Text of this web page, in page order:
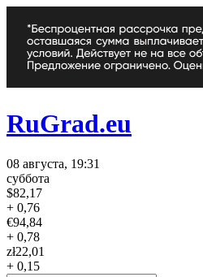
RuGrad.eu
08 августа, 19:31
суббота
$82,17
+ 0,76
€94,84
+ 0,78
zł22,01
+ 0,15